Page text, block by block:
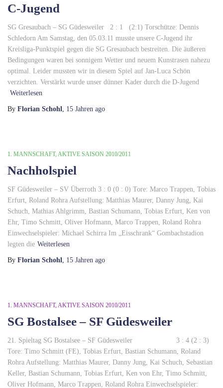
C-Jugend
SG Gresaubach – SG Güdesweiler 2 : 1 (2:1) Torschütze: Dennis
Schledorn Am Samstag, den 05.03.11 musste unsere C-Jugend ihr
Kreisliga-Punktspiel gegen die SG Gresaubach bestreiten. Die äußeren
Bedingungen waren bei sonnigem Wetter und neuem Kunstrasen nahezu
optimal. Leider mussten wir in diesem Spiel auf Jan-Luca Schön
verzichten. Verstärkt wurde unser dünner Kader durch die D-Jugend
Weiterlesen
By Florian Schohl, 15 Jahren ago
1. MANNSCHAFT AKTIVE SAISON 2010/2011
Nachholspiel
SF Güdesweiler – SV Überroth 3 : 0 (0 : 0) Tore: Marco Trappen, Tobias
Erfurt, Roland Rohra Aufstellung: Matthias Maurer, Danny Jung, Kai
Schuch, Mathias Ahlgrimm, Bastian Schumann, Tobias Erfurt, Ken von
Ehr, Timo Schmitt, Oliver Hofmann, Marco Trappen, Roland Rohra
Einwechselspieler: Michael Schirra Im „Eisschrank“ Gombachstadion
legten die Weiterlesen
By Florian Schohl, 15 Jahren ago
1. MANNSCHAFT AKTIVE SAISON 2010/2011
SG Bostalsee – SF Güdesweiler
21. Spieltag SG Bostalsee – SF Güdesweiler 3 : 4 (2 : 3)
Tore: Timo Schmitt (FE), Tobias Erfurt, Bastian Schumann, Roland
Rohra Aufstellung: Matthias Maurer, Danny Jung, Kai Schuch, Sebastian
Keller, Bastian Schumann, Tobias Erfurt, Ken von Ehr, Timo Schmitt,
Oliver Hofmann, Marco Trappen, Roland Rohra Einwechselspieler: